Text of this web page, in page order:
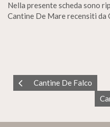
Nella presente scheda sono
Cantine De Mare recensiti
Cantine De Falco